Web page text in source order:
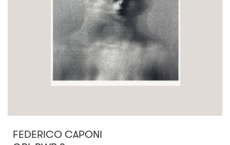
FEDERICO CAPONI